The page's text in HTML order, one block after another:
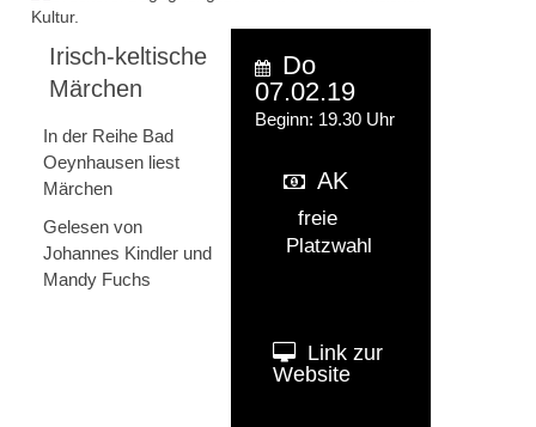
Irisch-keltische
Märchen
In der Reihe Bad
Oeynhausen liest
Märchen
Gelesen von
Johannes Kindler und
Mandy Fuchs
Do
07.02.19
Beginn: 19.30 Uhr
AK
freie
Platzwahl
Link zur
Website